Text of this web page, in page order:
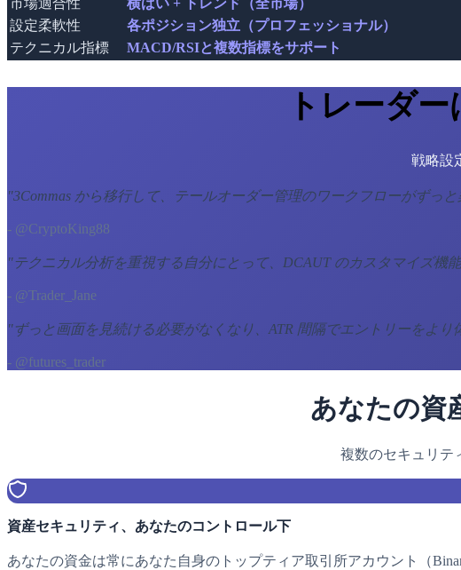
市場適合性
横ばい + トレンド（全市場）
設定柔軟性
各ポジション独立（プロフェッショナル）
テクニカル指標
MACD/RSIと複数指標をサポート
トレーダ
戦略設
"3Commas から移行して、テールオーダー管理のワークフローがずっと
- @CryptoKing88
"テクニカル分析を重視する自分にとって、DCAUT のカスタマイズ機
- @Trader_Jane
"ずっと画面を見続ける必要がなくなり、ATR 間隔でエントリーをより
- @futures_trader
あなたの資
複数のセキュリテ
資産セキュリティ、あなたのコントロール下
あなたの資金は常にあなた自身のトップティア取引所アカウント（